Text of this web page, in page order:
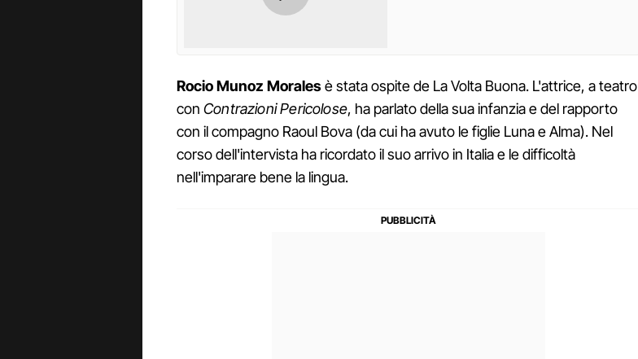
Rocio Munoz Moralesè stata ospite de La Volta Buona. L'attrice, a teatro
con Contrazioni Pericolose, ha parlato della sua infanzia e del rapporto
con il compagno Raoul Bova (da cui ha avuto le figlie Luna e Alma). Nel
corso dell'intervista ha ricordato il suo arrivo in Italia e le difficoltà
nell'imparare bene la lingua.